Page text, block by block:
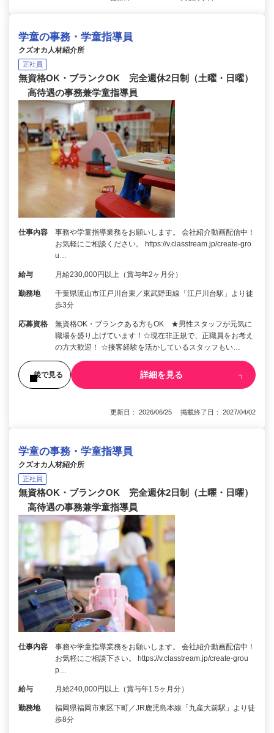
学童の事務・学童指導員
クズオカ人材紹介所
正社員
無資格OK・ブランクOK 完全週休2日制（土曜・日曜）
高待遇の事務兼学童指導員
仕事内容
事務や学童指導業務をお願いします。 会社紹介動画配信中！
お気軽にご相談ください。 https://v.classtream.jp/create-gro
u…
給与 月給230,000円以上（賞与年2ヶ月分）
勤務地
千葉県流山市江戸川台東／東武野田線「江戸川台駅」より徒
歩3分
応募資格
無資格OK・ブランクある方もOK ★男性スタッフが元気に
職場を盛り上げています！☆現在非正規で、正職員をお考え
の方大歓迎！ ☆接客経験を活かしているスタッフもい…
後で見る 詳細を見る
更新日： 2026/06/25 掲載終了日： 2027/04/02
学童の事務・学童指導員
クズオカ人材紹介所
正社員
無資格OK・ブランクOK 完全週休2日制（土曜・日曜）
高待遇の事務兼学童指導員
仕事内容
事務や学童指導業務をお願いします。 会社紹介動画配信中！
お気軽にご相談下さい。 https://v.classtream.jp/create-grou
p…
給与 月給240,000円以上（賞与年1.5ヶ月分）
勤務地
福岡県福岡市東区下町／JR鹿児島本線「九産大前駅」より徒
歩8分